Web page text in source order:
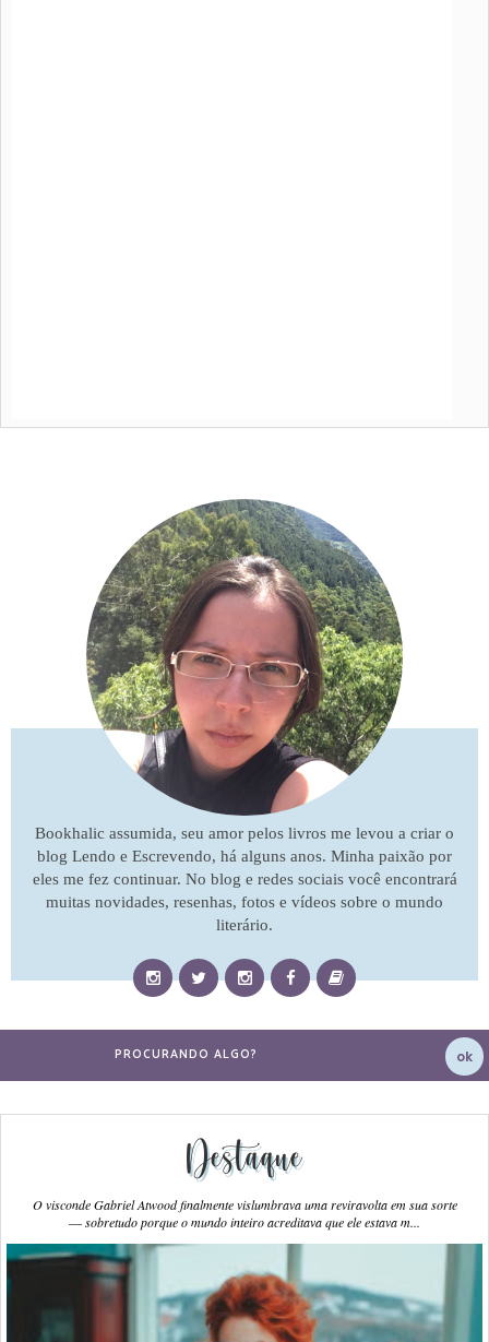
Bookhalic assumida, seu amor pelos livros me levou a criar o
blog Lendo e Escrevendo, há alguns anos. Minha paixão por
eles me fez continuar. No blog e redes sociais você encontrará
muitas novidades, resenhas, fotos e vídeos sobre o mundo
literário.
Destaque
O visconde Gabriel Atwood finalmente vislumbrava uma reviravolta em sua sorte
― sobretudo porque o mundo inteiro acreditava que ele estava m...